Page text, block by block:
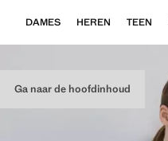
Ga naar de hoofdinhoud
DAMES HEREN TEEN